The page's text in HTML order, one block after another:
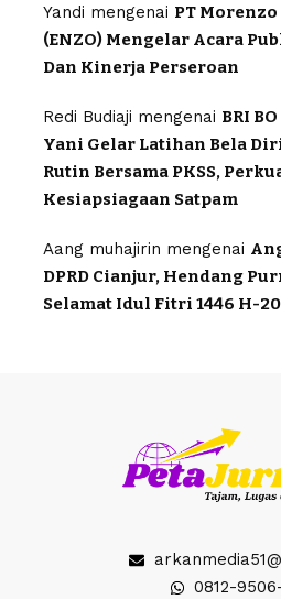
Yandi mengenai PT
(ENZO) Mengelar Acara
Dan Kinerja Perseroan
Redi Budiaji mengenai BRI
Yani Gelar Latihan Bela
Rutin Bersama PKSS,
Kesiapsiagaan Satpam
Aang muhajirin mengenai
DPRD Cianjur, Hendang
Selamat Idul Fitri 1446 H-
0812-